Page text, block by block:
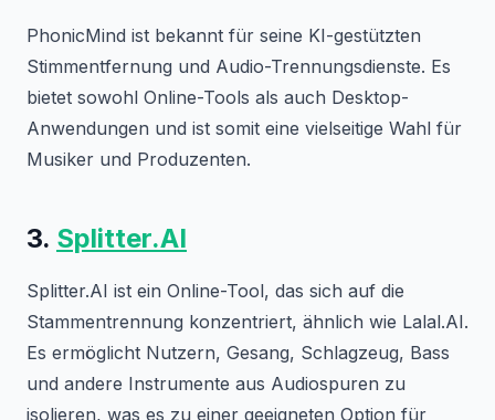
PhonicMind ist bekannt für seine KI-gestützten
Stimmentfernung und Audio-Trennungsdienste. Es
bietet sowohl Online-Tools als auch Desktop-
Anwendungen und ist somit eine vielseitige Wahl für
Musiker und Produzenten.
3. Splitter.AI
Splitter.AI ist ein Online-Tool, das sich auf die
Stammentrennung konzentriert, ähnlich wie Lalal.AI.
Es ermöglicht Nutzern, Gesang, Schlagzeug, Bass
und andere Instrumente aus Audiospuren zu
isolieren, was es zu einer geeigneten Option für